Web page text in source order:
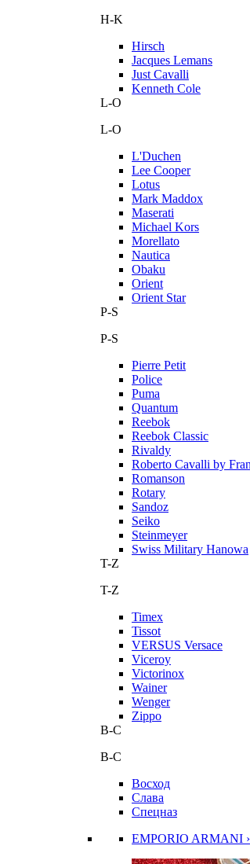
H-K
Hirsch
Jacques Lemans
Just Cavalli
Kenneth Cole
L-O
L-O
L'Duchen
Lee Cooper
Lotus
Mark Maddox
Maserati
Michael Kors
Morellato
Nautica
Obaku
Orient
Orient Star
P-S
P-S
Pierre Petit
Police
Puma
Quantum
Reebok
Reebok Classic
Rivaldy
Roberto Cavalli by
Romanson
Rotary
Sandoz
Seiko
Steinmeyer
Swiss Military Hanowa
T-Z
T-Z
Timex
Tissot
VERSUS Versace
Viceroy
Victorinox
Wainer
Wenger
Zippo
В-С
В-С
Восход
Слава
Спецназ
EMPORIO ARMANI ›